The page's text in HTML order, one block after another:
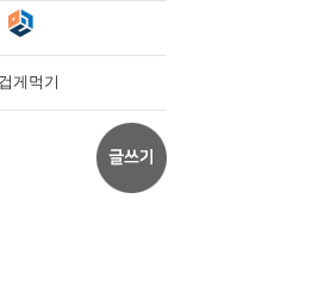
게먹기